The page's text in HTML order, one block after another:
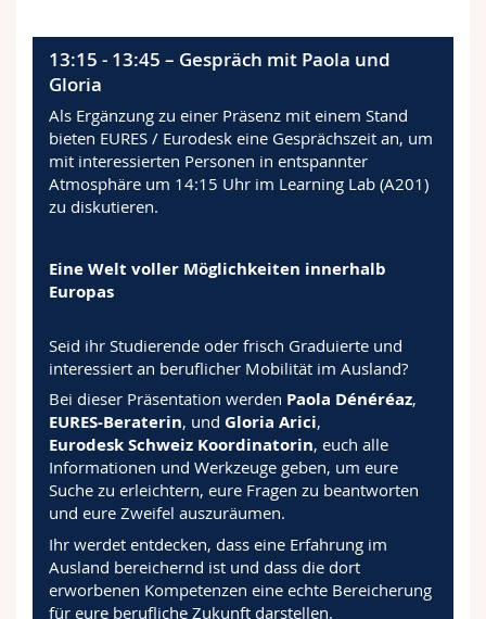
13:15 - 13:45 – Gespräch mit Paola und
Gloria
Als Ergänzung zu einer Präsenz mit einem Stand
bieten EURES / Eurodesk eine Gesprächszeit an, um
mit interessierten Personen in entspannter
Atmosphäre um 14:15 Uhr im Learning Lab (A201)
zu diskutieren.
Eine Welt voller Möglichkeiten innerhalb
Europas
Seid ihr Studierende oder frisch Graduierte und
interessiert an beruflicher Mobilität im Ausland?
Bei dieser Präsentation werden Paola Dénéréaz,
EURES-Beraterin, und Gloria Arici,
Eurodesk Schweiz Koordinatorin, euch alle
Informationen und Werkzeuge geben, um eure
Suche zu erleichtern, eure Fragen zu beantworten
und eure Zweifel auszuräumen.
Ihr werdet entdecken, dass eine Erfahrung im
Ausland bereichernd ist und dass die dort
erworbenen Kompetenzen eine echte Bereicherung
für eure berufliche Zukunft darstellen.